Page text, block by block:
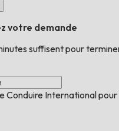
votre demande
suffisent pour
Conduire International